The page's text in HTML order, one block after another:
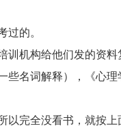
的。
训机构给他们发的资
些名词解释），《心
以完全没看书，就按